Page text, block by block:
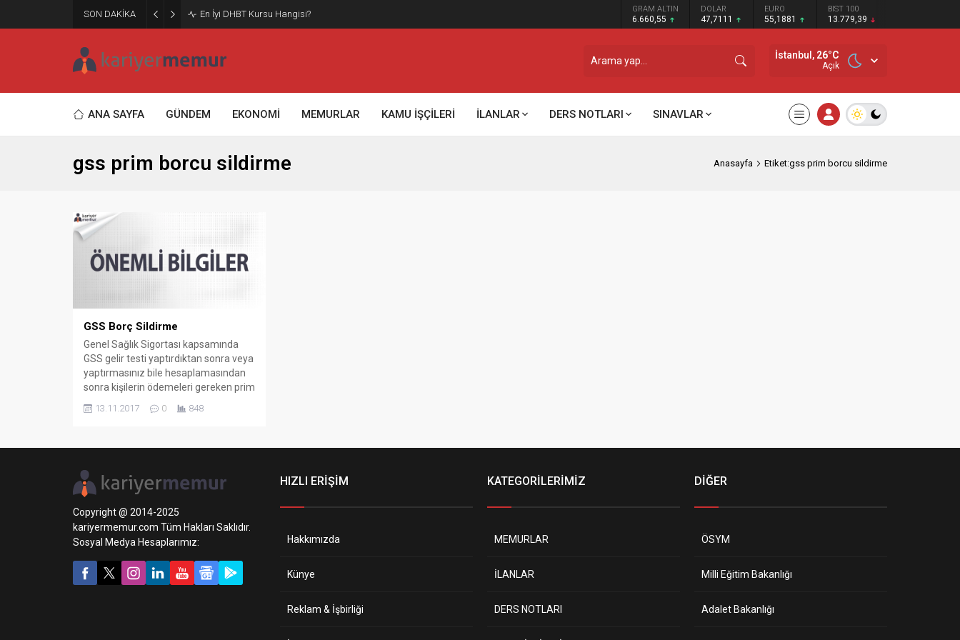
SON DAKİKA En İyi DHBT Kursu Hangisi? GRAM ALTIN
6.660,55
DOLAR
47,7111
EURO
55,1881
BIST 100
13.779,39
İstanbul, 26°C
Açık
ANA SAYFA GÜNDEM EKONOMİ MEMURLAR KAMU İŞÇİLERİ İLANLAR DERS NOTLARI SINAVLAR
gss prim borcu sildirme Anasayfa Etiket:gss prim borcu sildirme
GSS Borç Sildirme
Genel Sağlık Sigortası kapsamında
GSS gelir testi yaptırdıktan sonra veya
yaptırmasınız bile hesaplamasından
sonra kişilerin ödemeleri gereken prim
ödeme miktarları belirlenir.
13.11.2017 0 848
Copyright @ 2014-2025
kariyermemur.com Tüm Hakları Saklıdır.
Sosyal Medya Hesaplarımız:
HIZLI ERİŞİM
Hakkımızda
Künye
Reklam & İşbirliği
KATEGORİLERİMİZ
MEMURLAR
İLANLAR
DERS NOTLARI
DİĞER
ÖSYM
Milli Eğitim Bakanlığı
Adalet Bakanlığı